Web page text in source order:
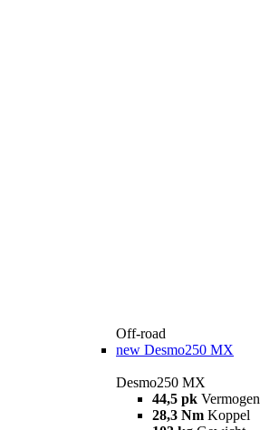
Off-road
new Desmo250 MX
Desmo250 MX
44,5 pk Vermogen
28,3 Nm Koppel